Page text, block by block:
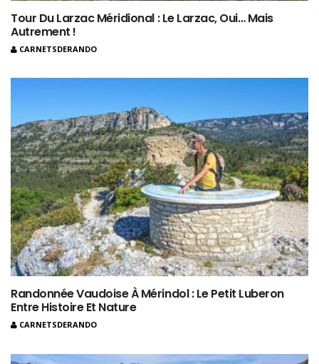
Tour Du Larzac Méridional : Le Larzac, Oui… Mais
Autrement !
CARNETSDERANDO
Randonnée Vaudoise À Mérindol : Le Petit Luberon
Entre Histoire Et Nature
CARNETSDERANDO